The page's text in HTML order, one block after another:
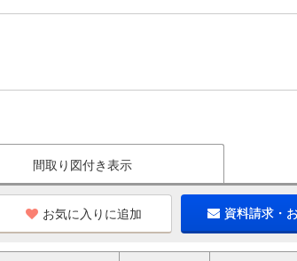
間取り図付き表示
お気に入りに追加 資料請求・